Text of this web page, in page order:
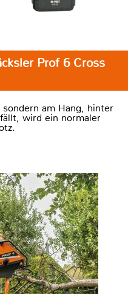
Prof 6 Cross
am Hang, hinter
wird ein normaler